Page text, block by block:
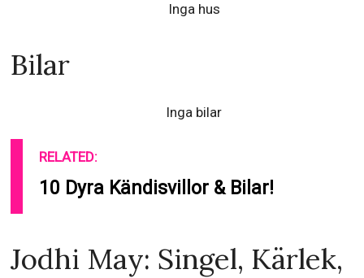
Inga hus
Bilar
Inga bilar
RELATED:
10 Dyra Kändisvillor & Bilar!
Jodhi May: Singel, Kärlek,